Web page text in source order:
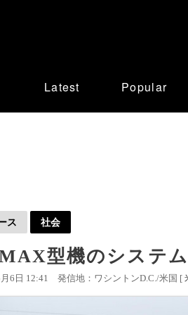
Latest Popular
ス 社会
型機のシステ
6日 12:41 発信地：ワシントンD.C./米国 [